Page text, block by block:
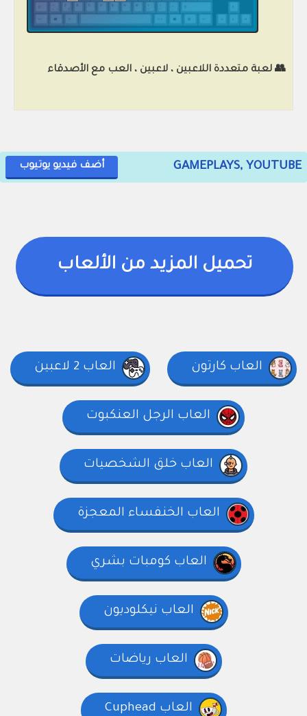
👥 لعبة متعددة اللاعبين ، لاعبين ، العب مع الأصدقاء
GAMEPLAYS, YOUTUBE أضف فيديو يوتيوب
تحميل المزيد من الألعاب
العاب كارتون العاب 2 لاعبين
العاب الرجل العنكبوت
العاب خلق الشخصيات
العاب الخنفساء المعجزة
العاب كومبات بشري
العاب نيكلوديون
العاب رياضات
العاب Cuphead